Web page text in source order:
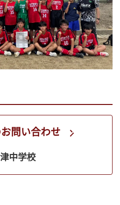
問い合わせ
中学校